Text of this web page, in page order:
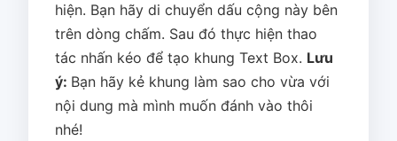
hiện. Bạn hãy di chuyển dấu cộng này bên
trên dòng chấm. Sau đó thực hiện thao
tác nhấn kéo để tạo khung Text Box. Lưu
ý: Bạn hãy kẻ khung làm sao cho vừa với
nội dung mà mình muốn đánh vào thôi
nhé!